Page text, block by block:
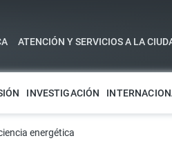
ATENCIÓN Y SERVICIOS A LA
INVESTIGACIÓN
energética